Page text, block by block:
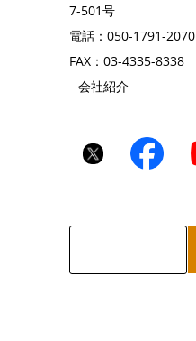
7-501号
電話：050-1791-2070
FAX：03-4335-8338
会社紹介